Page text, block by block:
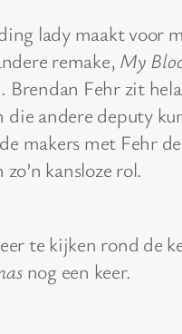
lady maakt voor
remake, My
Brendan Fehr zit
andere deputy
makers met Fehr
kansloze rol.
te kijken rond de
nog een keer.